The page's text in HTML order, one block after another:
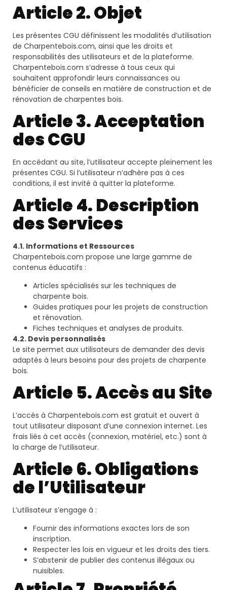
Article 2. Objet
Les présentes CGU définissent les modalités d’utilisation
de Charpentebois.com, ainsi que les droits et
responsabilités des utilisateurs et de la plateforme.
Charpentebois.com s’adresse à tous ceux qui
souhaitent approfondir leurs connaissances ou
bénéficier de conseils en matière de construction et de
rénovation de charpentes bois.
Article 3. Acceptation
des CGU
En accédant au site, l’utilisateur accepte pleinement les
présentes CGU. Si l’utilisateur n’adhère pas à ces
conditions, il est invité à quitter la plateforme.
Article 4. Description
des Services
4.1. Informations et Ressources
Charpentebois.com propose une large gamme de
contenus éducatifs :
Articles spécialisés sur les techniques de
charpente bois.
Guides pratiques pour les projets de construction
et rénovation.
Fiches techniques et analyses de produits.
4.2. Devis personnalisés
Le site permet aux utilisateurs de demander des devis
adaptés à leurs besoins pour des projets de charpente
bois.
Article 5. Accès au Site
L’accès à Charpentebois.com est gratuit et ouvert à
tout utilisateur disposant d’une connexion internet. Les
frais liés à cet accès (connexion, matériel, etc.) sont à
la charge de l’utilisateur.
Article 6. Obligations
de l’Utilisateur
L’utilisateur s’engage à :
Fournir des informations exactes lors de son
inscription.
Respecter les lois en vigueur et les droits des tiers.
S’abstenir de publier des contenus illégaux ou
nuisibles.